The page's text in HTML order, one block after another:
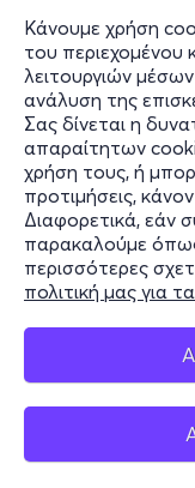
Κάνουμε χρήση
του περιεχομένου
λειτουργιών
ανάλυση της
Σας δίνεται η
απαραίτητων
χρήση τους, ή
προτιμήσεις,
Διαφορετικά, εάν
παρακαλούμε
περισσότερες
πολιτική μας για
Πληροφορίες
Υποστήριξη
Stay
Mobile app